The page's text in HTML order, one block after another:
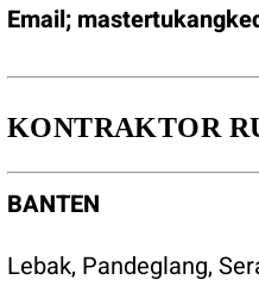
Email;
KONTRAKTOR
BANTEN
Lebak, Pandeglang,